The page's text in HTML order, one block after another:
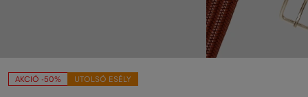
AKCIÓ -50% UTOLSÓ ESÉLY